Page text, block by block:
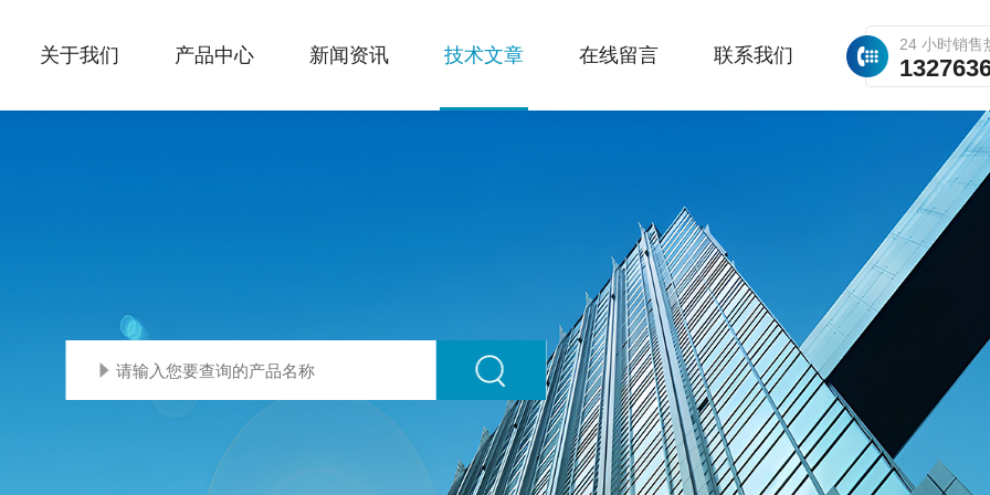
24 小时销售
关于我们 产品中心 新闻资讯 技术文章 在线留言 联系我们